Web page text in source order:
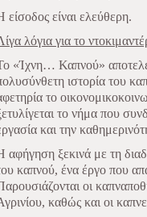
είσοδος είναι ελεύθερη.
λόγια για το
«Ίχνη… Καπνού»
ιστορία του
το
το νήμα που
και την
αφήγηση ξεκινά με τη
καπνού, ένα έργο που
οι
καθώς και οι